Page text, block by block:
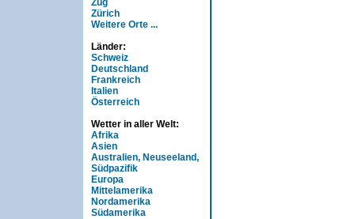
Zug
Zürich
Weitere Orte ...
Länder:
Schweiz
Deutschland
Frankreich
Italien
Österreich
Wetter in aller Welt:
Afrika
Asien
Australien, Neuseeland,
Südpazifik
Europa
Mittelamerika
Nordamerika
Südamerika